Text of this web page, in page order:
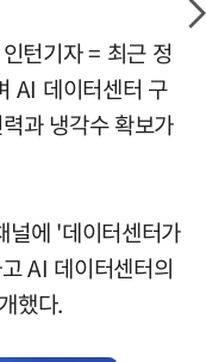
턴기자 = 최근 정
AI 데이터센터 구
과 냉각수 확보가
널에 '데이터센터가
AI 데이터센터의
했다.